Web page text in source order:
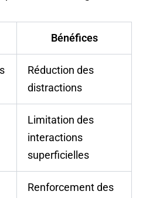
Bénéfices
Réduction des
distractions
Limitation des
interactions
superficielles
Renforcement des